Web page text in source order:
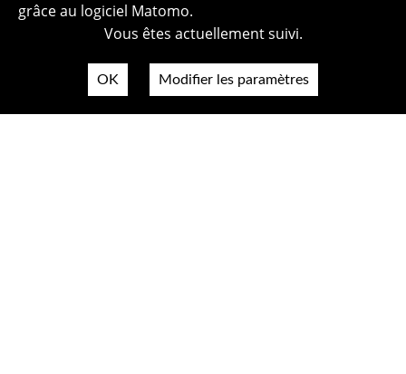
grâce au logiciel Matomo.
Vous êtes actuellement suivi.
OK Modifier les paramètres